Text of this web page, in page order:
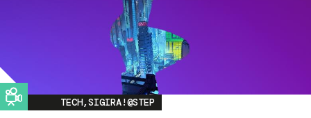
Image
TECH,SIGIRA!@STEP